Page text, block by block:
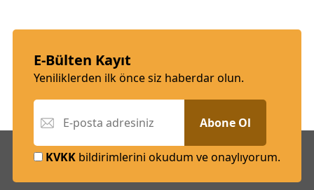
E-Bülten Kayıt
Yeniliklerden ilk önce siz haberdar olun.
Abone Ol
KVKK bildirimlerini okudum ve onaylıyorum.